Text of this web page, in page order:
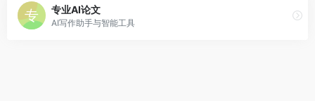
专业AI论文
AI写作助手与智能工具